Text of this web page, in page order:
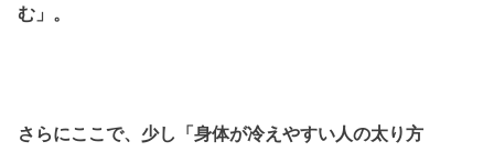
む」。
さらにここで、少し「身体が冷えやすい人の太り方